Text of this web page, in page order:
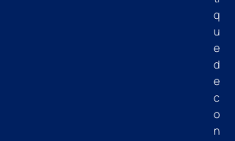
q
u
e
d
e
c
o
n